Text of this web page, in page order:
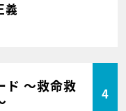
義
ド ～救命救
4